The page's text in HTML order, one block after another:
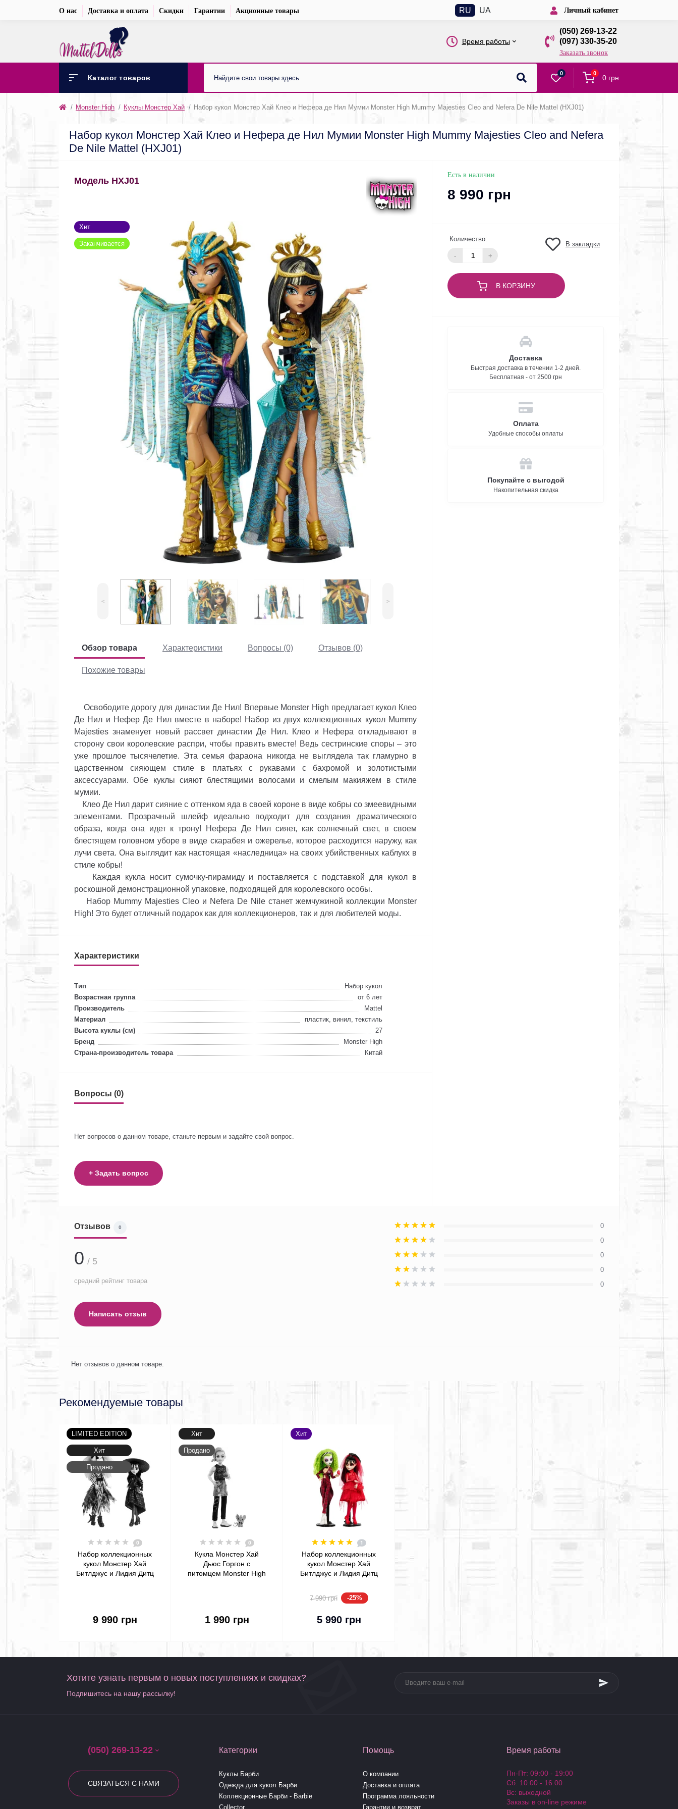
О нас Доставка и оплата Скидки Гарантии Акционные товары RU UA Личный кабинет
Время работы
(050) 269-13-22
(097) 330-35-20
Заказать звонок
Каталог товаров
0 0
0 грн
Monster High Куклы Монстер Хай Набор кукол Монстер Хай Клео и Нефера де Нил Мумии Monster High Mummy Majesties Cleo and Nefera De Nile Mattel (HXJ01)
Набор кукол Монстер Хай Клео и Нефера де Нил Мумии Monster High Mummy Majesties Cleo and Nefera
De Nile Mattel (HXJ01)
Модель HXJ01
Хит
Заканчивается
< >
Обзор товара Характеристики Вопросы (0) Отзывов (0)
Похожие товары
Освободите дорогу для династии Де Нил! Впервые Monster High предлагает кукол Клео
Де Нил и Нефер Де Нил вместе в наборе! Набор из двух коллекционных кукол Mummy
Majesties знаменует новый рассвет династии Де Нил. Клео и Нефера откладывают в
сторону свои королевские распри, чтобы править вместе! Ведь сестринские споры – это
уже прошлое тысячелетие. Эта семья фараона никогда не выглядела так гламурно в
царственном сияющем стиле в платьях с рукавами с бахромой и золотистыми
аксессуарами. Обе куклы сияют блестящими волосами и смелым макияжем в стиле
мумии.
Клео Де Нил дарит сияние с оттенком яда в своей короне в виде кобры со змеевидными
элементами. Прозрачный шлейф идеально подходит для создания драматического
образа, когда она идет к трону! Нефера Де Нил сияет, как солнечный свет, в своем
блестящем головном уборе в виде скарабея и ожерелье, которое расходится наружу, как
лучи света. Она выглядит как настоящая «наследница» на своих убийственных каблукх в
стиле кобры!
Каждая кукла носит сумочку-пирамиду и поставляется с подставкой для кукол в
роскошной демонстрационной упаковке, подходящей для королевского особы.
Набор Mummy Majesties Cleo и Nefera De Nile станет жемчужиной коллекции Monster
High! Это будет отличный подарок как для коллекционеров, так и для любителей моды.
Характеристики
Тип
Набор кукол
Возрастная группа
от 6 лет
Производитель
Mattel
Материал
пластик, винил, текстиль
Высота куклы (см)
27
Бренд
Monster High
Страна-производитель товара
Китай
Вопросы (0)
Нет вопросов о данном товаре, станьте первым и задайте свой вопрос.
+ Задать вопрос
Есть в наличии
8 990 грн
Количество:
- +
В закладки
В КОРЗИНУ
Доставка
Быстрая доставка в течении 1-2 дней.
Бесплатная - от 2500 грн
Оплата
Удобные способы оплаты
Покупайте с выгодой
Накопительная скидка
Отзывов 0
0 / 5
средний рейтинг товара
Написать отзыв
0
0
0
0
0
Нет отзывов о данном товаре.
Рекомендуемые товары
LIMITED EDITION
Хит
Продано
0
Набор коллекционных
кукол Монстер Хай
Битлджус и Лидия Дитц
9 990 грн
Хит
Продано
0
Кукла Монстер Хай
Дьюс Горгон с
питомцем Monster High
1 990 грн
Хит
1
Набор коллекционных
кукол Монстер Хай
Битлджус и Лидия Дитц
Beetlejuice & Lydia Deetz
Mattel (HYV96)
7 990 грн -25%
5 990 грн
Хотите узнать первым о новых поступлениях и скидках?
Подпишитесь на нашу рассылку!
(050) 269-13-22
СВЯЗАТЬСЯ С НАМИ
Категории
Куклы Барби
Одежда для кукол Барби
Коллекционные Барби - Barbie
Collector
Помощь
О компании
Доставка и оплата
Программа лояльности
Гарантии и возврат
Время работы
Пн-Пт: 09:00 - 19:00
Сб: 10:00 - 16:00
Вс: выходной
Заказы в on-line режиме